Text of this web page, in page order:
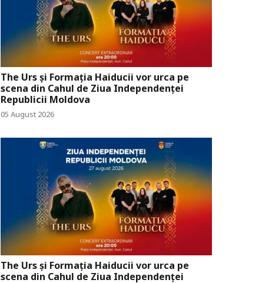
The Urs și Formația Haiducii vor urca pe
scena din Cahul de Ziua Independenței
Republicii Moldova
05 August 2026
The Urs și Formația Haiducii vor urca pe
scena din Cahul de Ziua Independenței